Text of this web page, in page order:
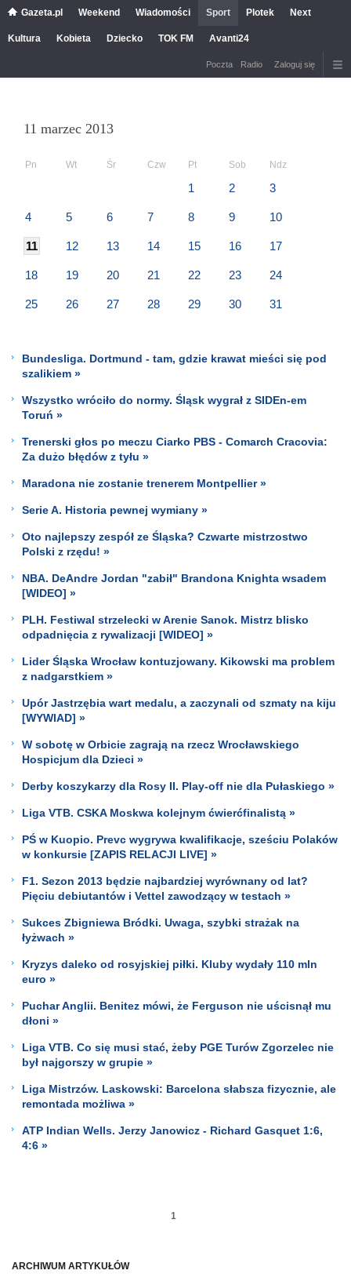
Gazeta.pl Weekend Wiadomości Sport Plotek Next
Kultura Kobieta Dziecko TOK FM Avanti24
Poczta Radio Zaloguj się
ARCHIWUM ARTYKUŁÓW
11 marzec 2013
Pn Wt Śr Czw Pt Sob Ndz
1 2 3
4 5 6 7 8 9 10
11 12 13 14 15 16 17
18 19 20 21 22 23 24
25 26 27 28 29 30 31
Bundesliga. Dortmund - tam, gdzie krawat mieści się pod
szalikiem »
Wszystko wróciło do normy. Śląsk wygrał z SIDEn-em
Toruń »
Trenerski głos po meczu Ciarko PBS - Comarch Cracovia:
Za dużo błędów z tyłu »
Maradona nie zostanie trenerem Montpellier »
Serie A. Historia pewnej wymiany »
Oto najlepszy zespół ze Śląska? Czwarte mistrzostwo
Polski z rzędu! »
NBA. DeAndre Jordan "zabił" Brandona Knighta wsadem
[WIDEO] »
PLH. Festiwal strzelecki w Arenie Sanok. Mistrz blisko
odpadnięcia z rywalizacji [WIDEO] »
Lider Śląska Wrocław kontuzjowany. Kikowski ma problem
z nadgarstkiem »
Upór Jastrzębia wart medalu, a zaczynali od szmaty na kiju
[WYWIAD] »
W sobotę w Orbicie zagrają na rzecz Wrocławskiego
Hospicjum dla Dzieci »
Derby koszykarzy dla Rosy II. Play-off nie dla Pułaskiego »
Liga VTB. CSKA Moskwa kolejnym ćwierćfinalistą »
PŚ w Kuopio. Prevc wygrywa kwalifikacje, sześciu Polaków
w konkursie [ZAPIS RELACJI LIVE] »
F1. Sezon 2013 będzie najbardziej wyrównany od lat?
Pięciu debiutantów i Vettel zawodzący w testach »
Sukces Zbigniewa Bródki. Uwaga, szybki strażak na
łyżwach »
Kryzys daleko od rosyjskiej piłki. Kluby wydały 110 mln
euro »
Puchar Anglii. Benitez mówi, że Ferguson nie uścisnął mu
dłoni »
Liga VTB. Co się musi stać, żeby PGE Turów Zgorzelec nie
był najgorszy w grupie »
Liga Mistrzów. Laskowski: Barcelona słabsza fizycznie, ale
remontada możliwa »
ATP Indian Wells. Jerzy Janowicz - Richard Gasquet 1:6,
4:6 »
1